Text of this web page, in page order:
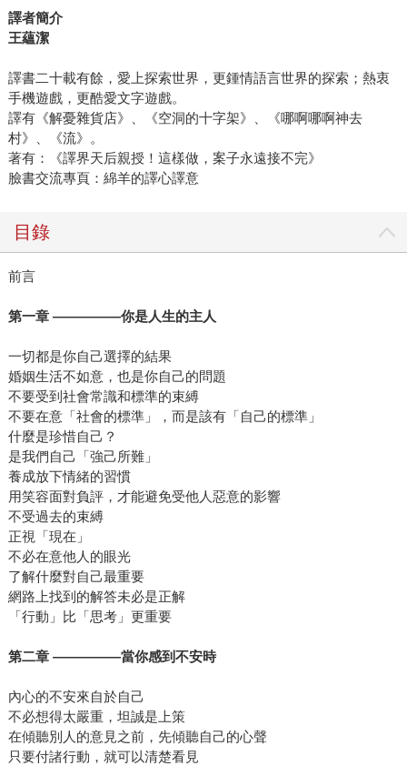
譯者簡介
王蘊潔
譯書二十載有餘，愛上探索世界，更鍾情語言世界的探索；熱衷
手機遊戲，更酷愛文字遊戲。
譯有《解憂雜貨店》、《空洞的十字架》、《哪啊哪啊神去
村》、《流》。
著有：《譯界天后親授！這樣做，案子永遠接不完》
臉書交流專頁：綿羊的譯心譯意
目錄
前言
第一章 —————你是人生的主人
一切都是你自己選擇的結果
婚姻生活不如意，也是你自己的問題
不要受到社會常識和標準的束縛
不要在意「社會的標準」，而是該有「自己的標準」
什麼是珍惜自己？
是我們自己「強己所難」
養成放下情緒的習慣
用笑容面對負評，才能避免受他人惡意的影響
不受過去的束縛
正視「現在」
不必在意他人的眼光
了解什麼對自己最重要
網路上找到的解答未必是正解
「行動」比「思考」更重要
第二章 —————當你感到不安時
內心的不安來自於自己
不必想得太嚴重，坦誠是上策
在傾聽別人的意見之前，先傾聽自己的心聲
只要付諸行動，就可以清楚看見